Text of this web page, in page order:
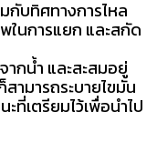
กับทิศทางการไหล
ในการแยก และสกัด
กน้ำ และสะสมอยู่
สามารถระบายไขมัน
ที่เตรียมไว้เพื่อนำไป